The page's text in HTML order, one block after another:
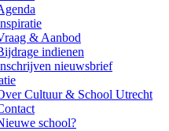
& Aanbod
indienen
nieuwsbrief
Cultuur & School Utrecht
school?